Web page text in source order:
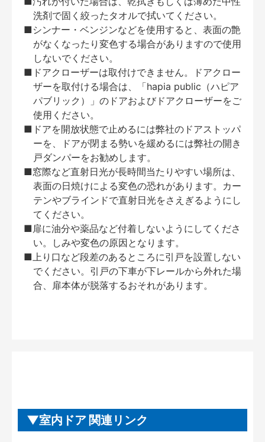
洗剤で固く絞ったタオルで拭いてください。
■シンナー・ベンジンなどを使用すると、表面の艶
がなくなったり変色する場合がありますので使用
しないでください。
■ドアクローザーは取付けできません。ドアクロー
ザーを取付ける場合は、「hapia public（ハピア
パブリック）」のドアおよびドアクローザーをご
使用ください。
■ドアを開放状態で止めるには弊社のドアストッパ
ーを、ドアが閉まる勢いを緩めるには弊社の開き
戸ダンパーをお勧めします。
■窓際など直射日光が長時間当たりやすい場所は、
表面の日焼けによる変色の恐れがあります。カー
テンやブラインドで直射日光をさえぎるようにし
てください。
■扉に油分や薬品など付着しないようにしてくださ
い。しみや変色の原因となります。
■上り口など段差のあるところに引戸を設置しない
でください。引戸の下車が下レールから外れた場
合、扉本体が脱落するおそれがあります。
室内ドア 関連リンク